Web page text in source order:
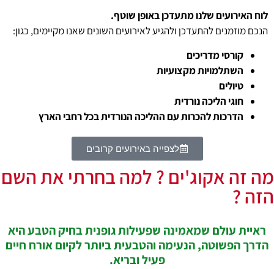
לוח האירועים שלנו מתעדכן באופן שוטף.
הנכם מוזמנים להתעדכן ולהגיע לאירועים השונים שאנו מקיימים, כגון:
קורסי מדריכים
השתלמויות מקצועיות
טיולים
חוגי הליכה נורדית
הדרכות להכרות עם ההליכה הנורדית בכל רחבי הארץ
לצפייה באירועים קרובים
מה זה אקוג'ים ? למה בחרתי את השם
הזה ?
ראיית עולם שמאמינה שפעילות גופנית בחיק הטבע היא
הדרך הפשוטה, הנעימה והטבעית ביותר לקיום אורח חיים
פעיל ובריא.